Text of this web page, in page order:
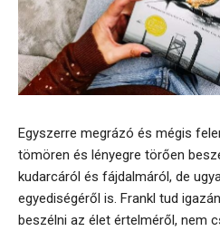
Egyszerre megrázó és mégis
tömören és lényegre törően
kudarcáról és fájdalmáról, de
egyediségéről is. Frankl tud
beszélni az élet értelméről, nem